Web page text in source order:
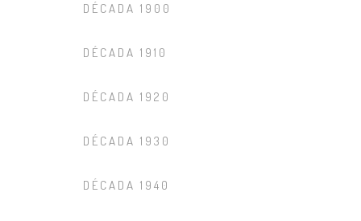
DÉCADA 1900
DÉCADA 1910
DÉCADA 1920
DÉCADA 1930
DÉCADA 1940